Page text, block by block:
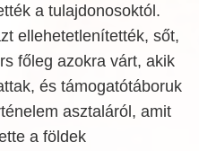
a tulajdonosoktól.
ellehetetlenítették, sőt,
főleg azokra várt, akik
és támogatótáboruk
asztaláról, amit
a földek